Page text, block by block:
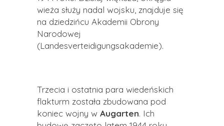
wieża służy nadal wojsku, znajduje się
na dziedzińcu Akademii Obrony
Narodowej
(Landesverteidigungsakademie).
Trzecia i ostatnia para wiedeńskich
flakturm została zbudowana pod
koniec wojny w Augarten. Ich